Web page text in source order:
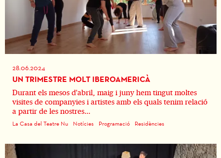
28.06.2024
UN TRIMESTRE MOLT IBEROAMERICÀ
Durant els mesos d'abril, maig i juny hem tingut moltes
visites de companyies i artistes amb els quals tenim relació
a partir de les nostres...
La Casa del Teatre Nu Notícies Programació Residències